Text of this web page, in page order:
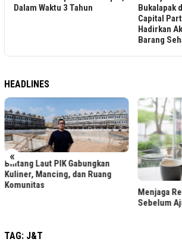
Bukalapak dan Growtheum
Capital Partners Guna
Hadirkan Akses Mudah Belanja
Barang Sehari-Hari
HEADLINES
«
Ruang
Menjaga Reputasi Kredit
Sebelum Ajukan Pinjaman
TAG: J&T